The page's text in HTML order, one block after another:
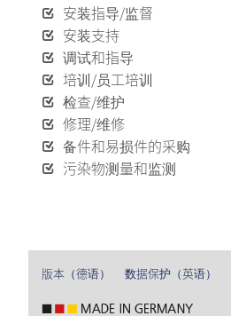
安装指导/监督
安装支持
调试和指导
培训/员工培训
检查/维护
修理/维修
备件和易损件的采购
污染物测量和监测
版本（德语） 数据保护（英语）